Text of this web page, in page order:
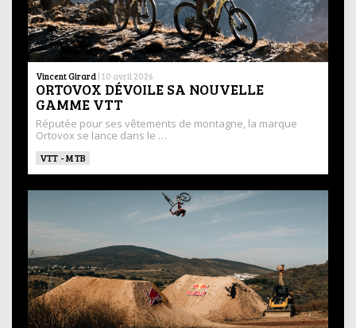
Vincent Girard | 10 avril 2026
ORTOVOX DÉVOILE SA NOUVELLE
GAMME VTT
Réputée pour ses vêtements de montagne, la marque
Ortovox se lance dans le …
VTT - MTB